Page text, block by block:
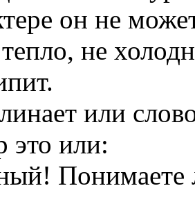
он не
не
или
это или:
Понимаете